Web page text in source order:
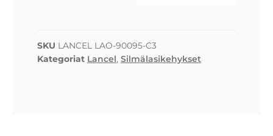
SKU LANCEL LAO-90095-C3
Kategoriat Lancel, Silmälasikehykset